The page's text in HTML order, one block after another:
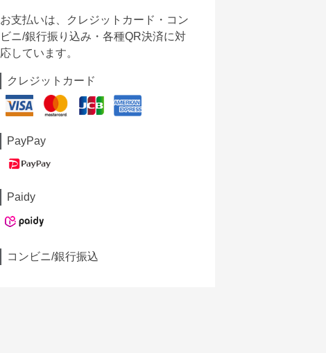
お支払いは、クレジットカード・コン
ビニ/銀行振り込み・各種QR決済に対
応しています。
クレジットカード
PayPay
Paidy
コンビニ/銀行振込